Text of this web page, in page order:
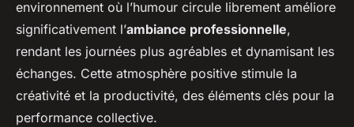
environnement où l’humour circule librement améliore
significativement l’ambiance professionnelle,
rendant les journées plus agréables et dynamisant les
échanges. Cette atmosphère positive stimule la
créativité et la productivité, des éléments clés pour la
performance collective.